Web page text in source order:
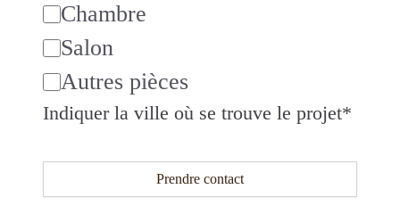
Chambre
Salon
Autres pièces
Indiquer la ville où se trouve le projet*